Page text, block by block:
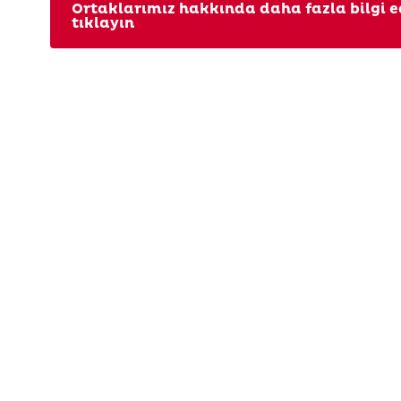
Ortaklarımız hakkında daha fazla bilgi
tıklayın